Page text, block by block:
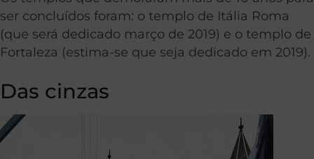
ser concluídos foram: o templo de Itália Roma
(que será dedicado março de 2019) e o templo de
Fortaleza (estima-se que seja dedicado em 2019).
Das cinzas